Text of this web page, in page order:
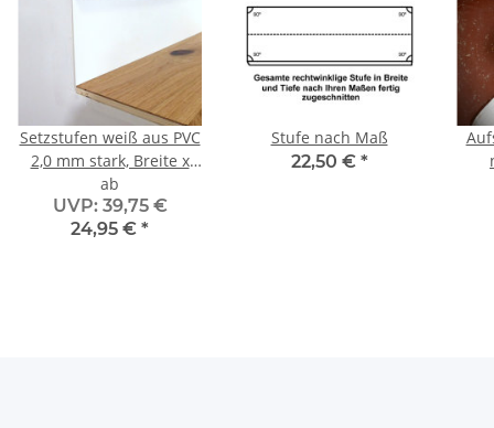
Setzstufen weiß aus PVC
2,0 mm stark, Breite x
Höhe nach Maß
ab
UVP: 39,75 €
24,95 € *
Stufe nach Maß
22,50 € *